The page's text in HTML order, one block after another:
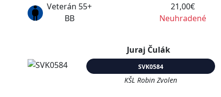
Veterán 55+
BB
21,00€
Neuhradené
Juraj Čulák
SVK0584
KŠL Robin Zvolen